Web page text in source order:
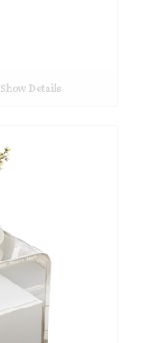
Show Details